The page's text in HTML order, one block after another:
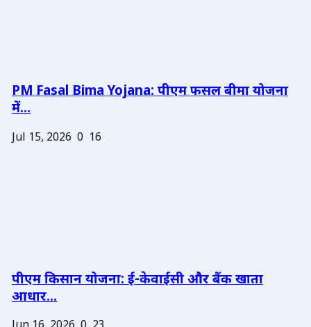
PM Fasal Bima Yojana: पीएम फसल बीमा योजना
में...
Jul 15, 2026 0 16
पीएम किसान योजना: ई-केवाईसी और बैंक खाता
आधार...